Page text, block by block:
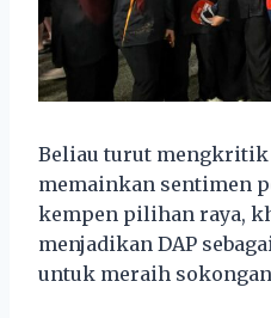
Beliau turut
memainkan sentimen
kempen pilihan raya,
menjadikan DAP
untuk meraih